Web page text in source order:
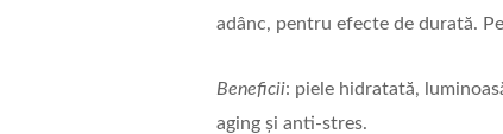
adânc, pentru efecte de durată.
Beneficii: piele hidratată,
aging și anti-stres.